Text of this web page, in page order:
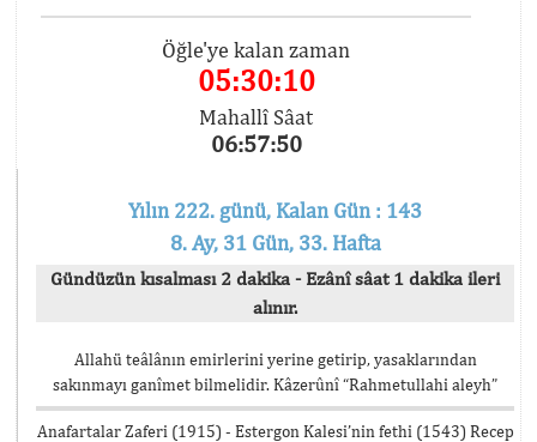
Öğle'ye kalan zaman
05:30:10
Mahallî Sâat
06:57:50
Yılın 222. günü, Kalan Gün : 143
8. Ay, 31 Gün, 33. Hafta
Gündüzün kısalması 2 dakika - Ezânî sâat 1 dakika ileri
alınır.
Allahü teâlânın emirlerini yerine getirip, yasaklarından
sakınmayı ganîmet bilmelidir. Kâzerûnî “Rahmetullahi aleyh”
Anafartalar Zaferi (1915) - Estergon Kalesi’nin fethi (1543) Recep